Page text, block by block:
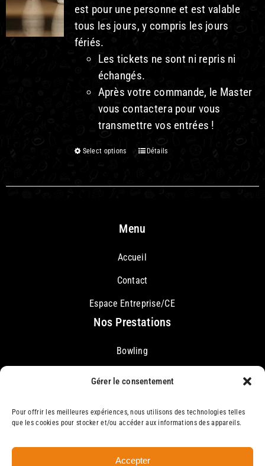
Gérer le consentement
Pour offrir les meilleures expériences, nous utilisons des technologies telles
que les cookies pour stocker et/ou accéder aux informations des appareils.
Accepter
est pour une personne et est valable
tous les jours, y compris les jours
fériés.
Les tickets ne sont ni repris ni
échangés.
Après votre commande, le Master
vous contactera pour vous
transmettre vos entrées !
Select options
This
has
The
options
be
chosen
on
product
page
Détails
Menu
Accueil
Contact
Espace Entreprise/CE
Nos Prestations
Bowling